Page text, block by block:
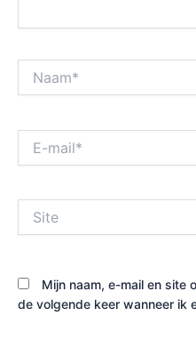
mail*
Mijn naam, e-mail en site
de volgende keer wanneer ik